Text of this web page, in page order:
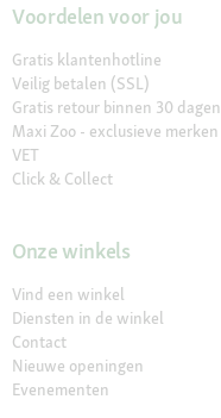
Voordelen voor jou
Gratis klantenhotline
Veilig betalen (SSL)
Gratis retour binnen 30 dagen
Maxi Zoo - exclusieve merken
VET
Click & Collect
Onze winkels
Vind een winkel
Diensten in de winkel
Contact
Nieuwe openingen
Evenementen